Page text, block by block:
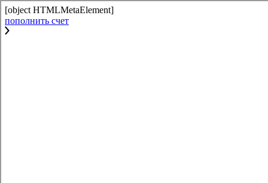
[object HTMLMetaElement]
пополнить счет